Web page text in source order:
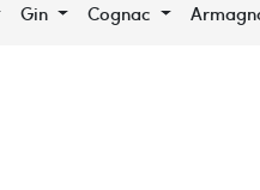
Gin Cognac